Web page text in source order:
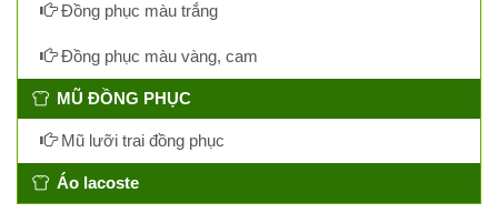
Đồng phục màu trắng
Đồng phục màu vàng, cam
MŨ ĐỒNG PHỤC
Mũ lưỡi trai đồng phục
Áo lacoste